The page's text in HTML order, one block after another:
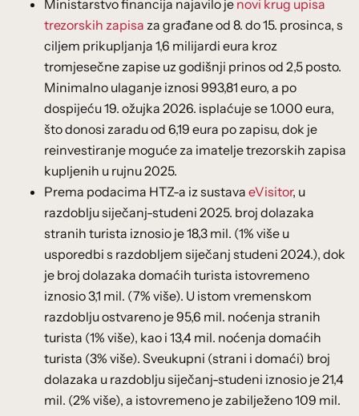
Ministarstvo financija najavilo je novi krug upisa
trezorskih zapisa za građane od 8. do 15. prosinca, s
ciljem prikupljanja 1,6 milijardi eura kroz
tromjesečne zapise uz godišnji prinos od 2,5 posto.
Minimalno ulaganje iznosi 993,81 euro, a po
dospijeću 19. ožujka 2026. isplaćuje se 1.000 eura,
što donosi zaradu od 6,19 eura po zapisu, dok je
reinvestiranje moguće za imatelje trezorskih zapisa
kupljenih u rujnu 2025.
Prema podacima HTZ-a iz sustava eVisitor, u
razdoblju siječanj-studeni 2025. broj dolazaka
stranih turista iznosio je 18,3 mil. (1% više u
usporedbi s razdobljem siječanj studeni 2024.), dok
je broj dolazaka domaćih turista istovremeno
iznosio 3,1 mil. (7% više). U istom vremenskom
razdoblju ostvareno je 95,6 mil. noćenja stranih
turista (1% više), kao i 13,4 mil. noćenja domaćih
turista (3% više). Sveukupni (strani i domaći) broj
dolazaka u razdoblju siječanj-studeni iznosio je 21,4
mil. (2% više), a istovremeno je zabilježeno 109 mil.